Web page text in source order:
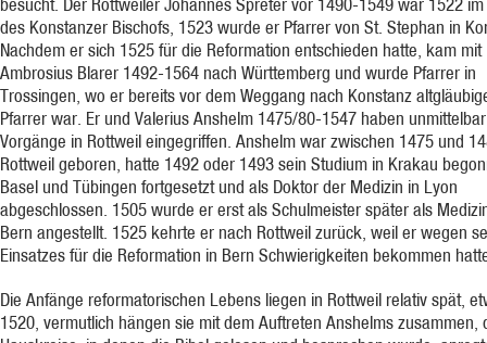
besucht. Der Rottweiler Johannes Spreter vor 1490-1549 war 1522 im
des Konstanzer Bischofs, 1523 wurde er Pfarrer von St. Stephan in
Nachdem er sich 1525 für die Reformation entschieden hatte, kam mit
Ambrosius Blarer 1492-1564 nach Württemberg und wurde Pfarrer in
Trossingen, wo er bereits vor dem Weggang nach Konstanz
Pfarrer war. Er und Valerius Anshelm 1475/80-1547 haben
Vorgänge in Rottweil eingegriffen. Anshelm war zwischen 1475 und
Rottweil geboren, hatte 1492 oder 1493 sein Studium in Krakau
Basel und Tübingen fortgesetzt und als Doktor der Medizin in Lyon
abgeschlossen. 1505 wurde er erst als Schulmeister später als
Bern angestellt. 1525 kehrte er nach Rottweil zurück, weil er wegen
Einsatzes für die Reformation in Bern Schwierigkeiten bekommen
Die Anfänge reformatorischen Lebens liegen in Rottweil relativ spät,
1520, vermutlich hängen sie mit dem Auftreten Anshelms zusammen,